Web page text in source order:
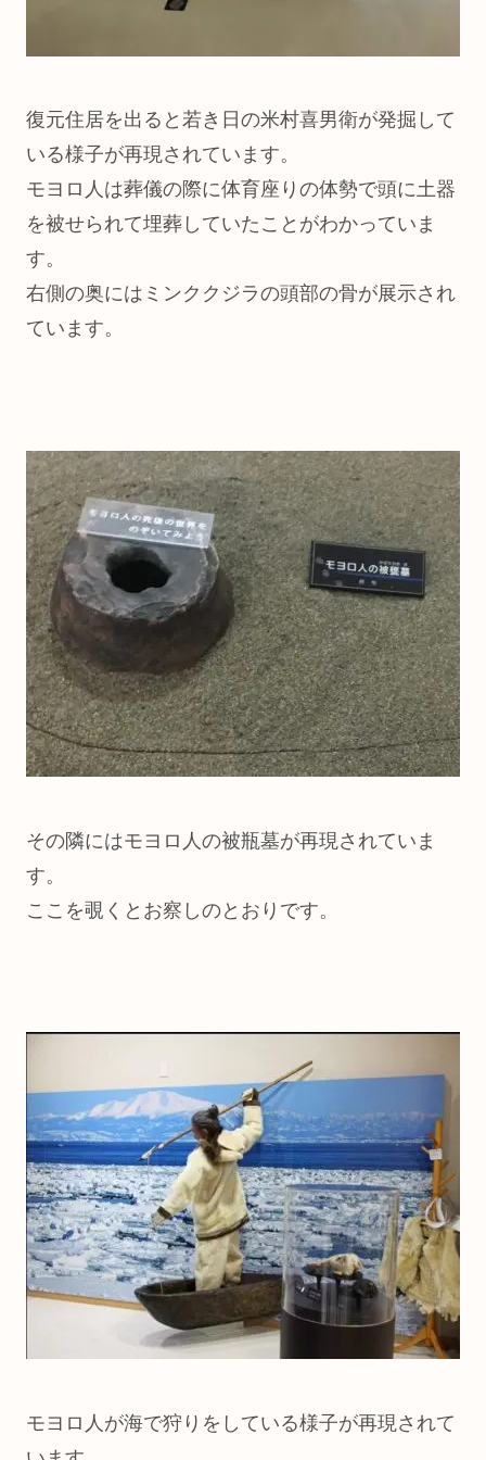
復元住居を出ると若き日の米村喜男衛が発掘して
いる様子が再現されています。
モヨロ人は葬儀の際に体育座りの体勢で頭に土器
を被せられて埋葬していたことがわかっていま
す。
右側の奥にはミンククジラの頭部の骨が展示され
ています。
その隣にはモヨロ人の被瓶墓が再現されていま
す。
ここを覗くとお察しのとおりです。
モヨロ人が海で狩りをしている様子が再現されて